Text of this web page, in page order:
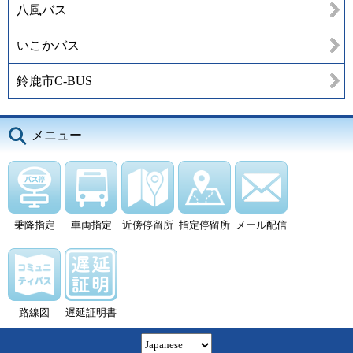
八風バス
いこかバス
鈴鹿市C-BUS
メニュー
乗降指定 車両指定 近傍停留所 指定停留所 メール配信
路線図 遅延証明書